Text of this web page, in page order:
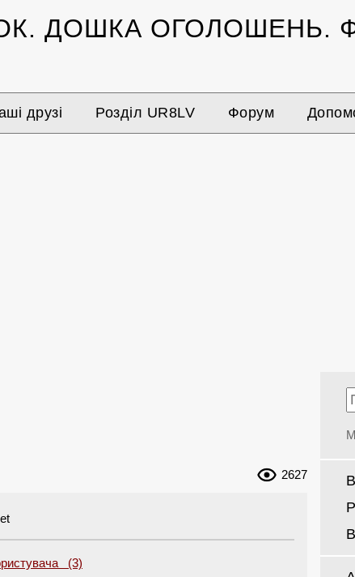
ДОШКА ОГОЛОШЕНЬ.
друзі Розділ UR8LV Форум
2627
(3)